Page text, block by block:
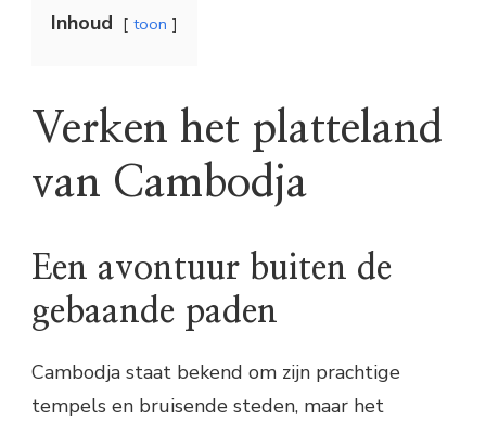
Inhoud toon
Verken het platteland
van Cambodja
Een avontuur buiten de
gebaande paden
Cambodja staat bekend om zijn prachtige
tempels en bruisende steden, maar het